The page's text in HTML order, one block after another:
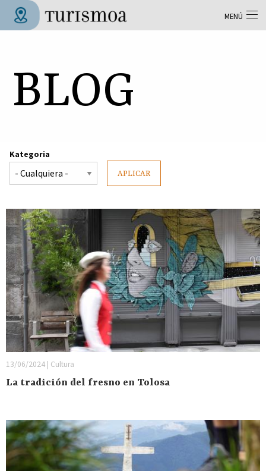
Pasar al contenido principal
BLOG
Kategoria
APLICAR
13/06/2024 | Cultura
La tradición del fresno en Tolosa
MENÚ